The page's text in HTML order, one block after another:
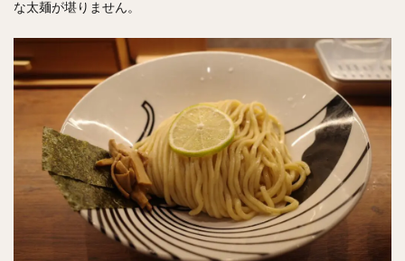
な太麺が堪りません。